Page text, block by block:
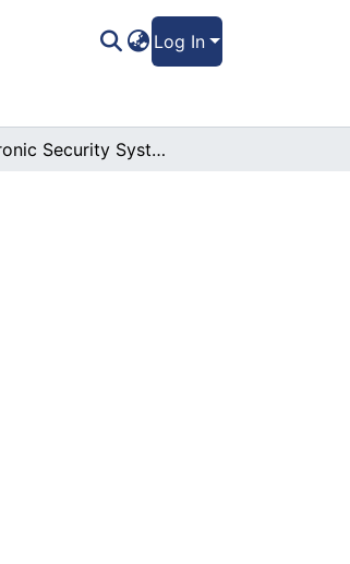
Log In
Electronic Security Systems S. de R.L. de C.V.